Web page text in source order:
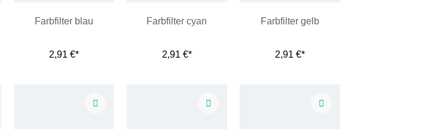
Farbfilter blau
2,91 €*
Farbfilter cyan
2,91 €*
Farbfilter gelb
2,91 €*